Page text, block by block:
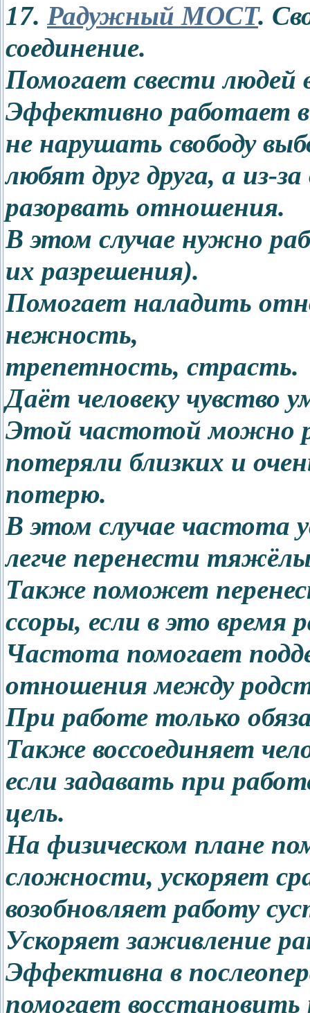
17. Радужный МОСТ.
соединение.
Помогает свести людей
Эффективно работает в
не нарушать свободу
любят друг друга, а из-
разорвать отношения.
В этом случае нужно
их разрешения).
Помогает наладить
нежность,
трепетность, страсть.
Даёт человеку чувство
Этой частотой можно
потеряли близких и
потерю.
В этом случае частота
легче перенести
Также поможет
ссоры, если в это
Частота помогает
отношения между
При работе только
Также воссоединяет
если задавать при
цель.
На физическом плане
сложности, ускоряет
возобновляет работу
Ускоряет заживление
Эффективна в
помогает